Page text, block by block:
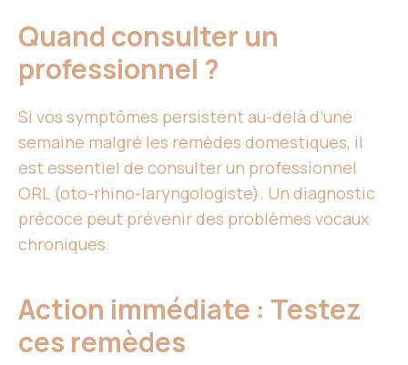
Quand consulter un
professionnel ?
Si vos symptômes persistent au-delà d’une
semaine malgré les remèdes domestiques, il
est essentiel de consulter un professionnel
ORL (oto-rhino-laryngologiste). Un diagnostic
précoce peut prévenir des problèmes vocaux
chroniques.
Action immédiate : Testez
ces remèdes